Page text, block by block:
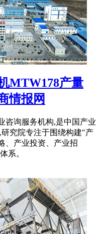
MTW178产量
情报网
咨询服务机构,是中国产业
究院专注于围绕构建"产
、产业投资、产业招
系。